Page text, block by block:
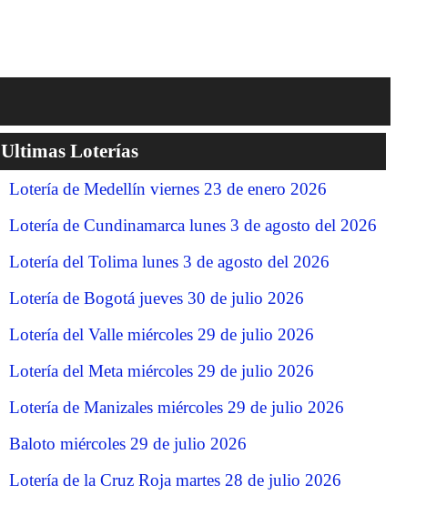
Ultimas Loterías
Lotería de Medellín viernes 23 de enero 2026
Lotería de Cundinamarca lunes 3 de agosto del 2026
Lotería del Tolima lunes 3 de agosto del 2026
Lotería de Bogotá jueves 30 de julio 2026
Lotería del Valle miércoles 29 de julio 2026
Lotería del Meta miércoles 29 de julio 2026
Lotería de Manizales miércoles 29 de julio 2026
Baloto miércoles 29 de julio 2026
Lotería de la Cruz Roja martes 28 de julio 2026